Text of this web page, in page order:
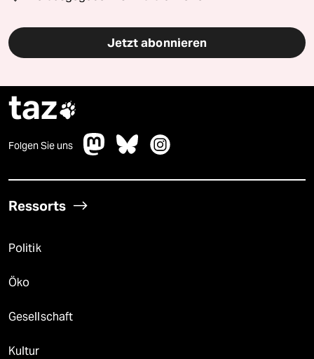
Jetzt abonnieren
taz
Folgen Sie uns
Ressorts
Politik
Öko
Gesellschaft
Kultur